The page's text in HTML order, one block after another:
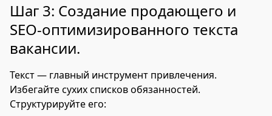
Шаг 3: Создание продающего и
SEO-оптимизированного текста
вакансии.
Текст — главный инструмент привлечения.
Избегайте сухих списков обязанностей.
Структурируйте его: